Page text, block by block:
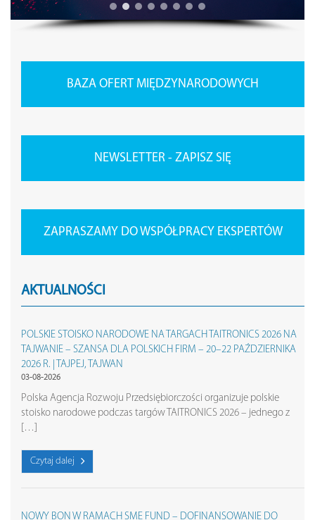
BAZA OFERT MIĘDZYNARODOWYCH
NEWSLETTER - ZAPISZ SIĘ
ZAPRASZAMY DO WSPÓŁPRACY EKSPERTÓW
AKTUALNOŚCI
POLSKIE STOISKO NARODOWE NA TARGACH TAITRONICS 2026 NA
TAJWANIE – SZANSA DLA POLSKICH FIRM – 20–22 PAŹDZIERNIKA
2026 R. | TAJPEJ, TAJWAN
03-08-2026
Polska Agencja Rozwoju Przedsiębiorczości organizuje polskie
stoisko narodowe podczas targów TAITRONICS 2026 – jednego z
[…]
Czytaj dalej
NOWY BON W RAMACH SME FUND – DOFINANSOWANIE DO